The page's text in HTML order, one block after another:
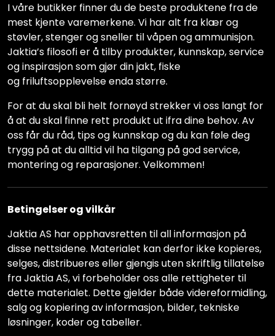
I våre butikker finner du de beste produktene fra de
mest kjente varemerkene. Vi har alt fra klær og
støvler, stenger og sneller til våpen og ammunisjon.
Jaktia’s filosofi er å tilby produkter, kunnskap, service
og inspirasjon som gjør din jakt, fiske
og friluftsopplevelse enda større.
For at du skal bli helt fornøyd strekker vi oss langt for
å at du skal finne rett produkt ut ifra dine behov. Av
oss får du råd, tips og kunnskap og du kan føle deg
trygg på at du alltid vil ha tilgang på god service,
montering og reparasjoner. Velkommen!
Betingelser og vilkår
Jaktia AS har opphavsretten til all informasjon på
disse nettsidene. Materialet kan derfor ikke kopieres,
selges, distribueres eller gjengis uten skriftlig tillatelse
fra Jaktia AS, vi forbeholder oss alle rettigheter til
dette materialet. Dette gjelder både videreformidling,
salg og kopiering av informasjon, bilder, tekniske
løsninger, koder og tabeller.